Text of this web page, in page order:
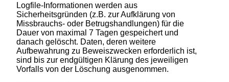
Logfile-Informationen werden aus
Sicherheitsgründen (z.B. zur Aufklärung von
Missbrauchs- oder Betrugshandlungen) für die
Dauer von maximal 7 Tagen gespeichert und
danach gelöscht. Daten, deren weitere
Aufbewahrung zu Beweiszwecken erforderlich ist,
sind bis zur endgültigen Klärung des jeweiligen
Vorfalls von der Löschung ausgenommen.